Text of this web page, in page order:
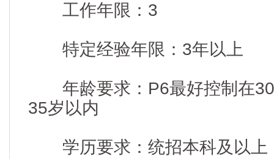
工作年限：3
特定经验年限：3年以上
年龄要求：P6最好控制在30
35岁以内
学历要求：统招本科及以上